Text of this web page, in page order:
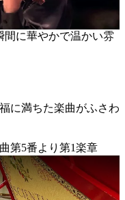
間に華やかで温かい雰
に満ちた楽曲がふさわ
第5番より第1楽章